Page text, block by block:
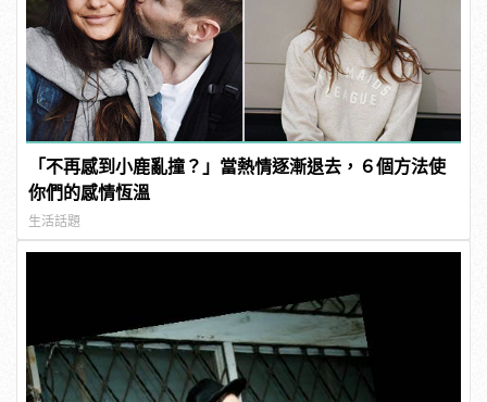
「不再感到小鹿亂撞？」當熱情逐漸退去，６個方法使
你們的感情恆溫
生活話題